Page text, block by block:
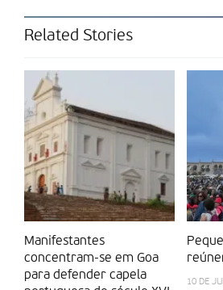
Related Stories
Manifestantes
concentram-se em Goa
para defender capela
10 DE